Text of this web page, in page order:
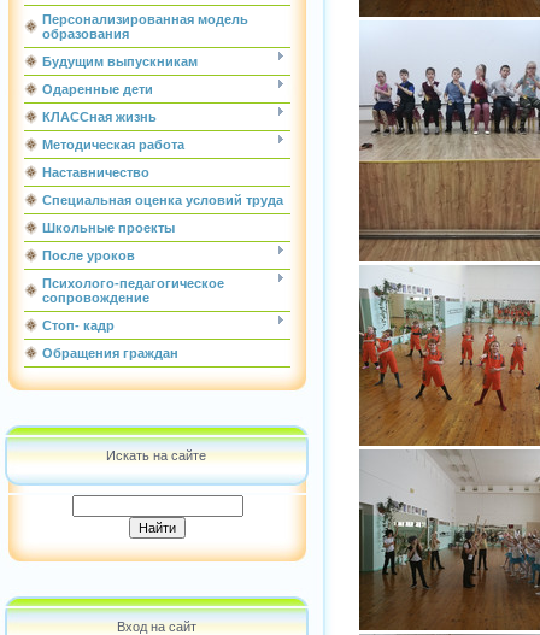
Персонализированная модель
образования
Будущим выпускникам
Одаренные дети
КЛАССная жизнь
Методическая работа
Наставничество
Специальная оценка условий труда
Школьные проекты
После уроков
Психолого-педагогическое
сопровождение
Стоп- кадр
Обращения граждан
Искать на сайте
Вход на сайт